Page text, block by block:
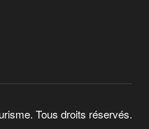
Tous droits réservés.